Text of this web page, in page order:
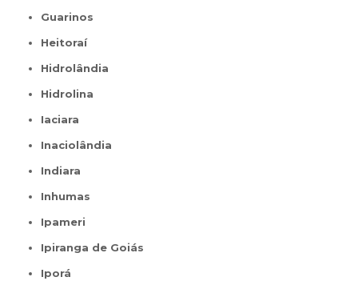
Guarinos
Heitoraí
Hidrolândia
Hidrolina
Iaciara
Inaciolândia
Indiara
Inhumas
Ipameri
Ipiranga de Goiás
Iporá